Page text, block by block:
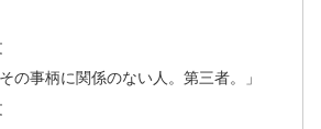
の事柄に関係のない人。第三者。」